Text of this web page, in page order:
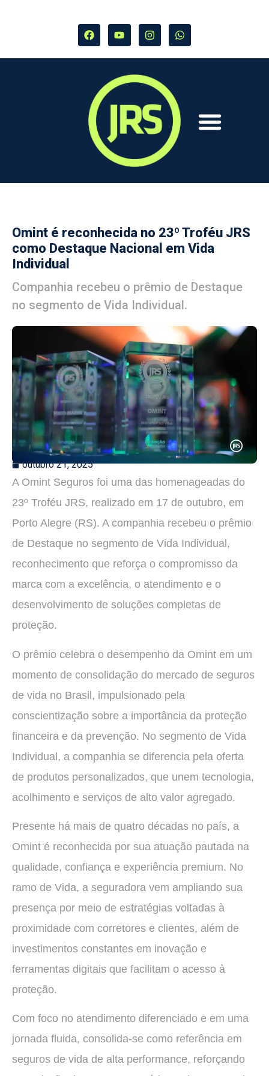
Omint é reconhecida no 23º Troféu JRS
como Destaque Nacional em Vida
Individual
Companhia recebeu o prêmio de Destaque
no segmento de Vida Individual.
outubro 21, 2025
A Omint Seguros foi uma das homenageadas do
23º Troféu JRS, realizado em 17 de outubro, em
Porto Alegre (RS). A companhia recebeu o prêmio
de Destaque no segmento de Vida Individual,
reconhecimento que reforça o compromisso da
marca com a excelência, o atendimento e o
desenvolvimento de soluções completas de
proteção.
O prêmio celebra o desempenho da Omint em um
momento de consolidação do mercado de seguros
de vida no Brasil, impulsionado pela
conscientização sobre a importância da proteção
financeira e da prevenção. No segmento de Vida
Individual, a companhia se diferencia pela oferta
de produtos personalizados, que unem tecnologia,
acolhimento e serviços de alto valor agregado.
Presente há mais de quatro décadas no país, a
Omint é reconhecida por sua atuação pautada na
qualidade, confiança e experiência premium. No
ramo de Vida, a seguradora vem ampliando sua
presença por meio de estratégias voltadas à
proximidade com corretores e clientes, além de
investimentos constantes em inovação e
ferramentas digitais que facilitam o acesso à
proteção.
Com foco no atendimento diferenciado e em uma
jornada fluida, consolida-se como referência em
seguros de vida de alta performance, reforçando